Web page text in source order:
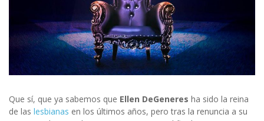
Que sí, que ya sabemos que Ellen DeGeneres ha sido la reina
de las lesbianas en los últimos años, pero tras la renuncia a su